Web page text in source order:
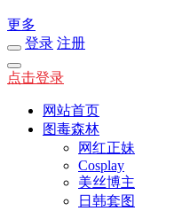
更多
登录 注册
点击登录
网站首页
图毒森林
网红正妹
Cosplay
美丝博主
日韩套图